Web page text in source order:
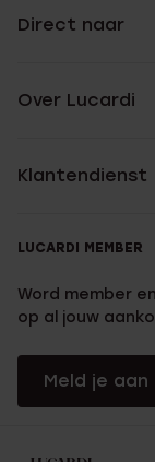
Direct naar
Over Lucardi
Klantendienst
LUCARDI MEMBER
Word member
op al jouw
Meld je aan